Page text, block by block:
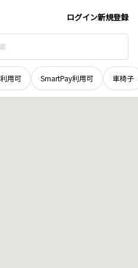
ログイン新規登録
用可 SmartPay利用可 車椅子